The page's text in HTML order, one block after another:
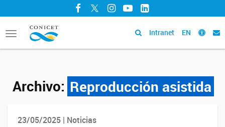
Facebook
TwitterInstagram
YouTubeLinkedIn
Toggle
navigation
Intranet EN
Archivo: Reproducción asistida
23/05/2025 | Noticias